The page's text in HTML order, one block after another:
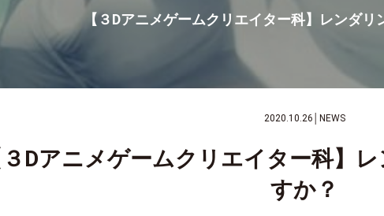
【３Dアニメゲームクリエイター科】レンダリ
2020.10.26 NEWS
３Dアニメゲームクリエイター科】
すか？